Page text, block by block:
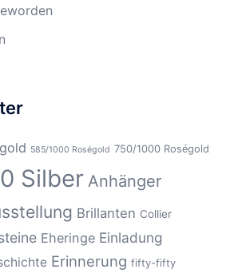
585/1000 Roségold 750/1000 Roségold
Silber Anhänger
Brillanten Collier
Eheringe Einladung
Erinnerung fifty-fifty